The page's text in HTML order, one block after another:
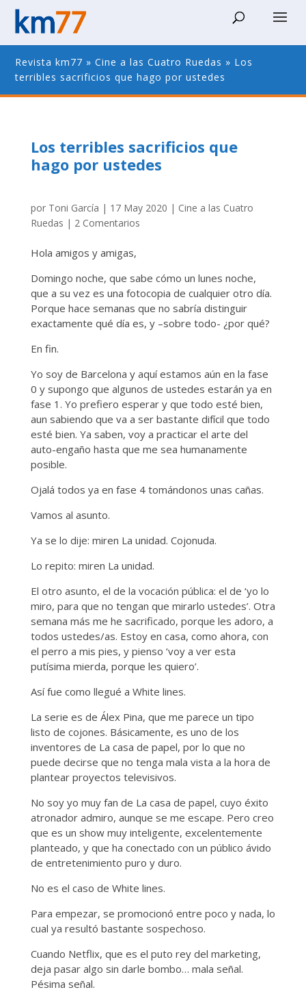
Revista km77 »Cine a las Cuatro Ruedas » Los
terribles sacrificios que hago por ustedes
Los terribles sacrificios que
hago por ustedes
por Toni García | 17 May 2020 | Cine a las Cuatro
Ruedas | 2 Comentarios
Hola amigos y amigas,
Domingo noche, que sabe cómo un lunes noche,
que a su vez es una fotocopia de cualquier otro día.
Porque hace semanas que no sabría distinguir
exactamente qué día es, y –sobre todo- ¿por qué?
En fin.
Yo soy de Barcelona y aquí estamos aún en la fase
0 y supongo que algunos de ustedes estarán ya en
fase 1. Yo prefiero esperar y que todo esté bien,
aun sabiendo que va a ser bastante difícil que todo
esté bien. Ya saben, voy a practicar el arte del
auto-engaño hasta que me sea humanamente
posible.
Ojalá todos ya en fase 4 tomándonos unas cañas.
Vamos al asunto.
Ya se lo dije: miren La unidad. Cojonuda.
Lo repito: miren La unidad.
El otro asunto, el de la vocación pública: el de ‘yo lo
miro, para que no tengan que mirarlo ustedes’. Otra
semana más me he sacrificado, porque les adoro, a
todos ustedes/as. Estoy en casa, como ahora, con
el perro a mis pies, y pienso ‘voy a ver esta
putísima mierda, porque les quiero’.
Así fue como llegué a White lines.
La serie es de Álex Pina, que me parece un tipo
listo de cojones. Básicamente, es uno de los
inventores de La casa de papel, por lo que no
puede decirse que no tenga mala vista a la hora de
plantear proyectos televisivos.
No soy yo muy fan de La casa de papel, cuyo éxito
atronador admiro, aunque se me escape. Pero creo
que es un show muy inteligente, excelentemente
planteado, y que ha conectado con un público ávido
de entretenimiento puro y duro.
No es el caso de White lines.
Para empezar, se promocionó entre poco y nada, lo
cual ya resultó bastante sospechoso.
Cuando Netflix, que es el puto rey del marketing,
deja pasar algo sin darle bombo… mala señal.
Pésima señal.